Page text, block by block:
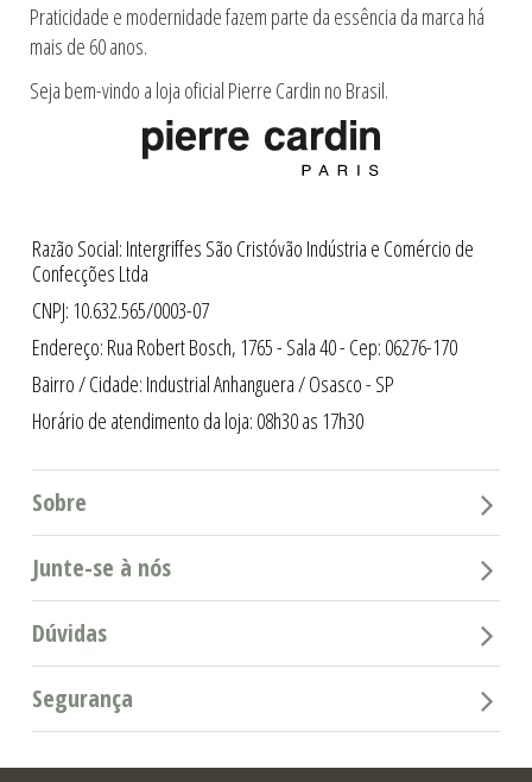
Praticidade e modernidade fazem parte da essência da marca há
mais de 60 anos.
Seja bem-vindo a loja oficial Pierre Cardin no Brasil.
Razão Social: Intergriffes São Cristóvão Indústria e Comércio de
Confecções Ltda
CNPJ: 10.632.565/0003-07
Endereço: Rua Robert Bosch, 1765 - Sala 40 - Cep: 06276-170
Bairro / Cidade: Industrial Anhanguera / Osasco - SP
Horário de atendimento da loja: 08h30 as 17h30
Sobre
Junte-se à nós
Dúvidas
Segurança